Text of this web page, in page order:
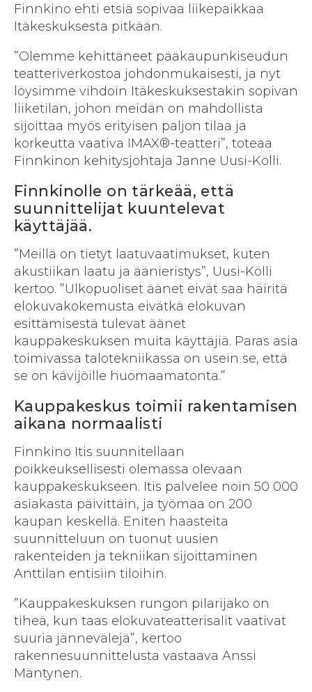
Finnkino ehti etsiä sopivaa liikepaikkaa
Itäkeskuksesta pitkään.
”Olemme kehittäneet pääkaupunkiseudun
teatteriverkostoa johdonmukaisesti, ja nyt
löysimme vihdoin Itäkeskuksestakin sopivan
liiketilan, johon meidän on mahdollista
sijoittaa myös erityisen paljon tilaa ja
korkeutta vaativa IMAX®-teatteri”, toteaa
Finnkinon kehitysjohtaja Janne Uusi-Kölli.
Finnkinolle on tärkeää, että
suunnittelijat kuuntelevat
käyttäjää.
”Meillä on tietyt laatuvaatimukset, kuten
akustiikan laatu ja äänieristys”, Uusi-Kölli
kertoo. ”Ulkopuoliset äänet eivät saa häiritä
elokuvakokemusta eivätkä elokuvan
esittämisestä tulevat äänet
kauppakeskuksen muita käyttäjiä. Paras asia
toimivassa talotekniikassa on usein se, että
se on kävijöille huomaamatonta.”
Kauppakeskus toimii rakentamisen
aikana normaalisti
Finnkino Itis suunnitellaan
poikkeuksellisesti olemassa olevaan
kauppakeskukseen. Itis palvelee noin 50 000
asiakasta päivittäin, ja työmaa on 200
kaupan keskellä. Eniten haasteita
suunnitteluun on tuonut uusien
rakenteiden ja tekniikan sijoittaminen
Anttilan entisiin tiloihin.
”Kauppakeskuksen rungon pilarijako on
tiheä, kun taas elokuvateatterisalit vaativat
suuria jännevälejä”, kertoo
rakennesuunnittelusta vastaava Anssi
Mäntynen.